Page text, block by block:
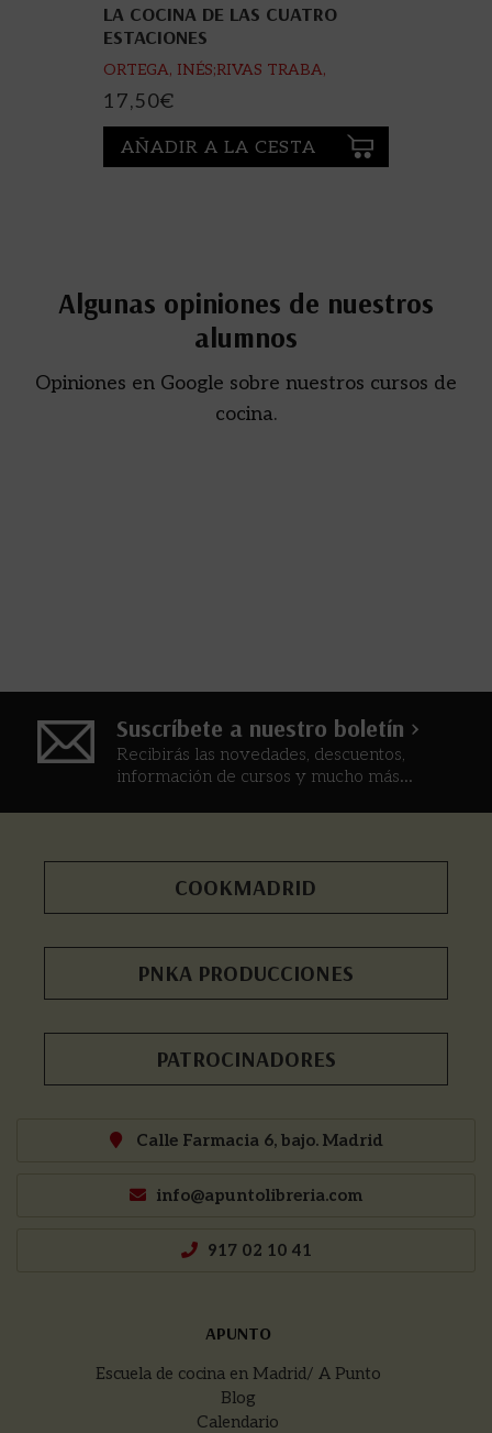
LA COCINA DE LAS CUATRO
ESTACIONES
ORTEGA, INÉS;RIVAS TRABA,
MARINA CAYETANA
17,50€
AÑADIR A LA CESTA
Algunas opiniones de nuestros
alumnos
Opiniones en Google sobre nuestros cursos de
cocina.
Suscríbete a nuestro boletín >
Recibirás las novedades, descuentos,
información de cursos y mucho más...
COOKMADRID
PNKA PRODUCCIONES
PATROCINADORES
Calle Farmacia 6, bajo. Madrid
info@apuntolibreria.com
917 02 10 41
APUNTO
Escuela de cocina en Madrid/ A Punto
Blog
Calendario